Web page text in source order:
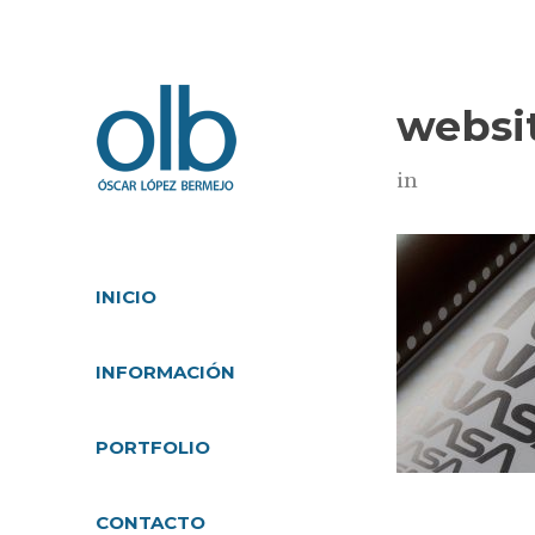
INICIO
INFORMACIÓN
PORTFOLIO
CONTACTO
in